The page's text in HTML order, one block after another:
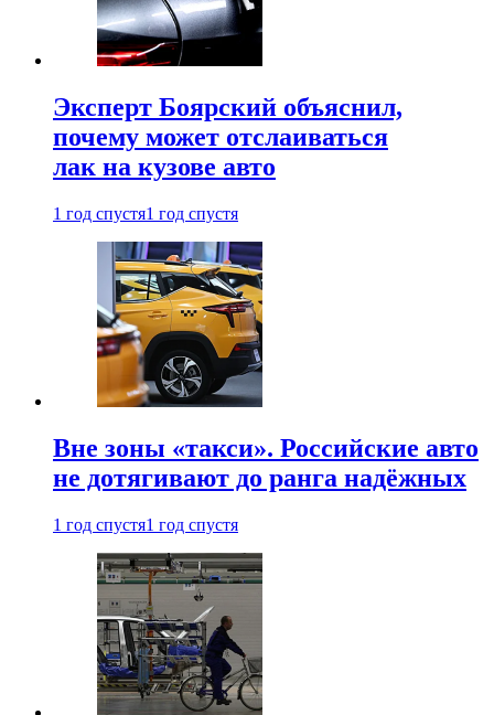
Эксперт Боярский объяснил,
почему может отслаиваться
лак на кузове авто
1 год спустя1 год спустя
Вне зоны «такси». Российские авто
не дотягивают до ранга надёжных
1 год спустя1 год спустя